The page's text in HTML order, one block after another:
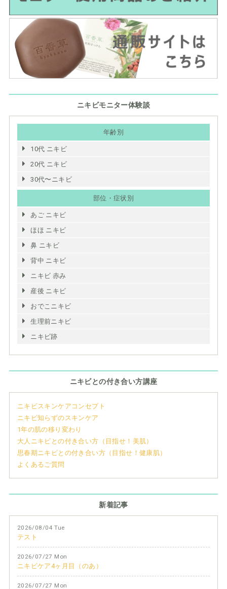
ニキビモニター体験談
年齢別
10代 ニキビ
20代 ニキビ
30代〜ニキビ
部位・症状別
あご ニキビ
ほほ ニキビ
鼻 ニキビ
背中 ニキビ
ニキビ 赤み
産後 ニキビ
おでこニキビ
生理前ニキビ
ニキビ跡
ニキビとの付き合い方講座
ニキビスキンケアコンセプト
ニキビ知らずのスキンケア
1年の肌の移り変わり
大人ニキビとの付き合い方（目指せ！美肌）
思春期ニキビとの付き合い方（目指せ！健康肌）
よくあるご質問
新着記事
2026/08/04 Tue
テスト
2026/07/27 Mon
ニキビケア4ヶ月目（のあ）
2026/07/27 Mon